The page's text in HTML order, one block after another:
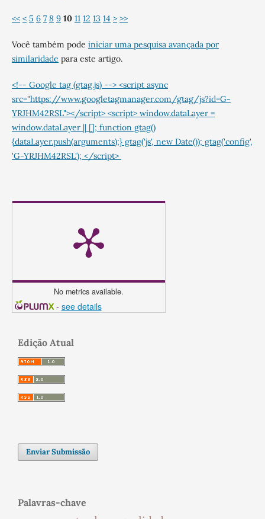
<< < 5 6 7 8 9 10 11 12 13 14 > >>
Você também pode iniciar uma pesquisa avançada por
similaridade para este artigo.
<!-- Google tag (gtag.js) --> <script async
src="https://www.googletagmanager.com/gtag/js?id=G-
YRJHM42RSL"></script> <script> window.dataLayer =
window.dataLayer || []; function gtag()
{dataLayer.push(arguments);} gtag('js', new Date()); gtag('config',
'G-YRJHM42RSL'); </script>
No metrics available.
- see details
Edição Atual
Enviar Submissão
Palavras-chave